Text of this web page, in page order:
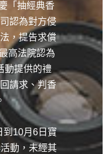
「抽經典香
認為對方侵
，提告求償
高法院認為
動提供的禮
請求、判香
到10月6日寶
動，未經其